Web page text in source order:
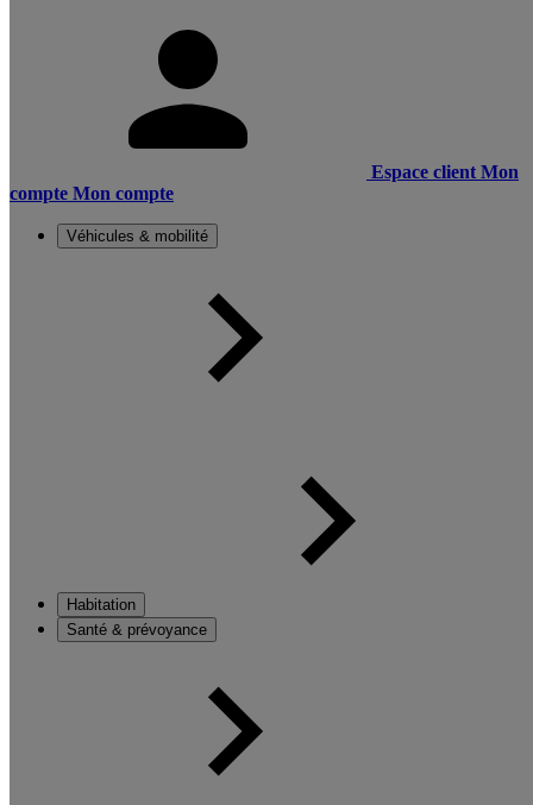
Espace client Mon
compte Mon compte
Véhicules & mobilité
Habitation
Santé & prévoyance